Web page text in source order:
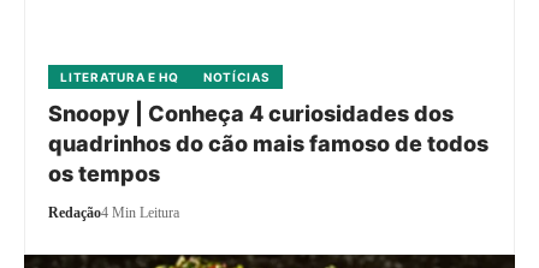
LITERATURA E HQ NOTÍCIAS
Snoopy | Conheça 4 curiosidades dos
quadrinhos do cão mais famoso de todos
os tempos
Redação4 Min Leitura